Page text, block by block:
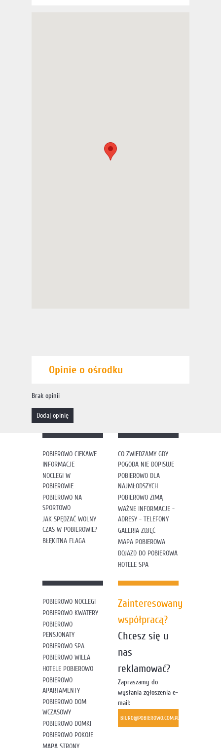
Opinie o ośrodku
Brak opinii
dodaj opinię
POBIEROWO CIEKAWE
INFORMACJE
NOCLEGI W
POBIEROWIE
POBIEROWO NA
SPORTOWO
JAK SPĘDZAĆ WOLNY
CZAS W POBIEROWIE?
BŁĘKITNA FLAGA
CO ZWIEDZAMY GDY
POGODA NIE DOPISUJE
POBIEROWO DLA
NAJMŁODSZYCH
POBIEROWO ZIMĄ
WAŻNE INFORMACJE -
ADRESY - TELEFONY
GALERIA ZDJĘĆ
MAPA POBIEROWA
DOJAZD DO POBIEROWA
HOTELE SPA
POBIEROWO NOCLEGI
POBIEROWO KWATERY
POBIEROWO
PENSJONATY
POBIEROWO SPA
POBIEROWO WILLA
HOTELE POBIEROWO
POBIEROWO
APARTAMENTY
POBIEROWO DOM
WCZASOWY
POBIEROWO DOMKI
POBIEROWO POKOJE
MAPA STRONY
Zainteresowany
współpracą?
Chcesz się u
nas
reklamować?
Zapraszamy do
wysłania zgłoszenia e-
mail:
BIURO@POBIEROWO.COM.PL